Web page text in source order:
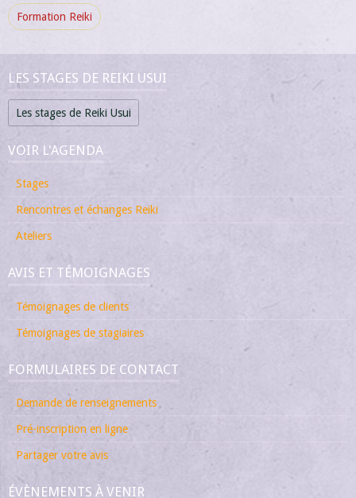
Formation Reiki
LES STAGES DE REIKI USUI
Les stages de Reiki Usui
VOIR L'AGENDA
Stages
Rencontres et échanges Reiki
Ateliers
AVIS ET TÉMOIGNAGES
Témoignages de clients
Témoignages de stagiaires
FORMULAIRES DE CONTACT
Demande de renseignements
Pré-inscription en ligne
Partager votre avis
ÉVÈNEMENTS À VENIR